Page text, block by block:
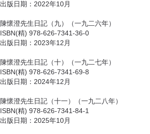
出版日期：2022年10月
陳懷澄先生日記（九）（一九二六年）
ISBN(精) 978-626-7341-36-0
出版日期：2023年12月
陳懷澄先生日記（十）（一九二七年）
ISBN(精) 978-626-7341-69-8
出版日期：2024年12月
陳懷澄先生日記（十一）（一九二八年）
ISBN(精) 978-626-7341-84-1
出版日期：2025年10月